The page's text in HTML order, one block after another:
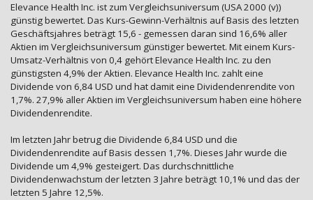
Elevance Health Inc. ist zum Vergleichsuniversum (USA 2000 (v))
günstig bewertet. Das Kurs-Gewinn-Verhältnis auf Basis des letzten
Geschäftsjahres beträgt 15,6 - gemessen daran sind 16,6% aller
Aktien im Vergleichsuniversum günstiger bewertet. Mit einem Kurs-
Umsatz-Verhältnis von 0,4 gehört Elevance Health Inc. zu den
günstigsten 4,9% der Aktien. Elevance Health Inc. zahlt eine
Dividende von 6,84 USD und hat damit eine Dividendenrendite von
1,7%. 27,9% aller Aktien im Vergleichsuniversum haben eine höhere
Dividendenrendite.
Im letzten Jahr betrug die Dividende 6,84 USD und die
Dividendenrendite auf Basis dessen 1,7%. Dieses Jahr wurde die
Dividende um 4,9% gesteigert. Das durchschnittliche
Dividendenwachstum der letzten 3 Jahre beträgt 10,1% und das der
letzten 5 Jahre 12,5%.